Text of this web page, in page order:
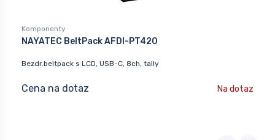
Komponenty
NAYATEC BeltPack AFDI-PT420
Bezdr.beltpack s LCD, USB-C, 8ch, tally
Cena na dotaz Na dotaz